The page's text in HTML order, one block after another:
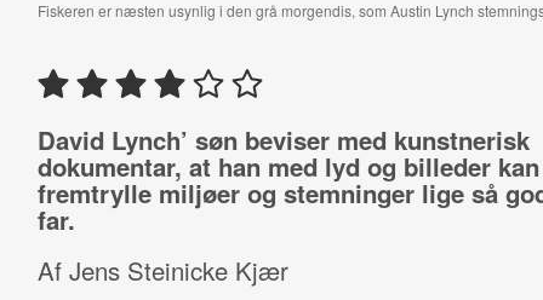
Fiskeren er næsten usynlig i den grå morgendis, som Austin Lynch
David Lynch’ søn beviser med kunstnerisk
dokumentar, at han med lyd og billeder kan
fremtrylle miljøer og stemninger lige så
far.
Af Jens Steinicke Kjær